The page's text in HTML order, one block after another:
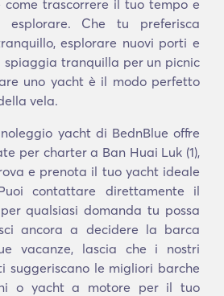
trascorrere il tuo tempo e
esplorare. Che tu preferisca
esplorare nuovi porti e
spiaggia tranquilla per un picnic
uno yacht è il modo perfetto
vela.
yacht di BednBlue offre
per charter a Ban Huai Luk (1),
e prenota il tuo yacht ideale
contattare direttamente il
qualsiasi domanda tu possa
ancora a decidere la barca
vacanze, lascia che i nostri
suggeriscano le migliori barche
o yacht a motore per il tuo